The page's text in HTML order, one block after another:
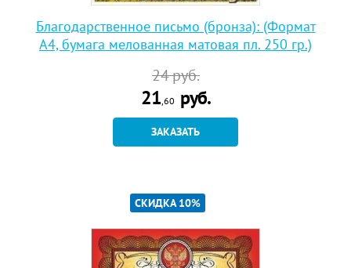
Благодарственное письмо (бронза): (Формат
А4, бумага мелованная матовая пл. 250 гр.)
24руб.
21 ,60 руб.
ЗАКАЗАТЬ
СКИДКА 10%